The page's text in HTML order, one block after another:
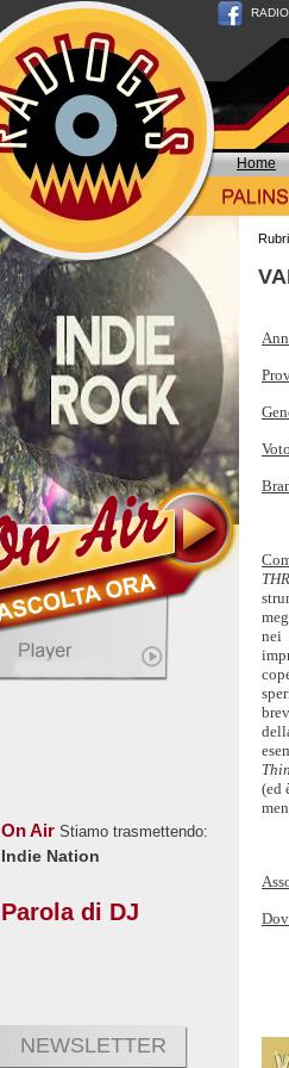
Home
On Air Stiamo trasmettendo:
Indie Nation
Parola di DJ
NEWSLETTER
Voto
nei
(ed